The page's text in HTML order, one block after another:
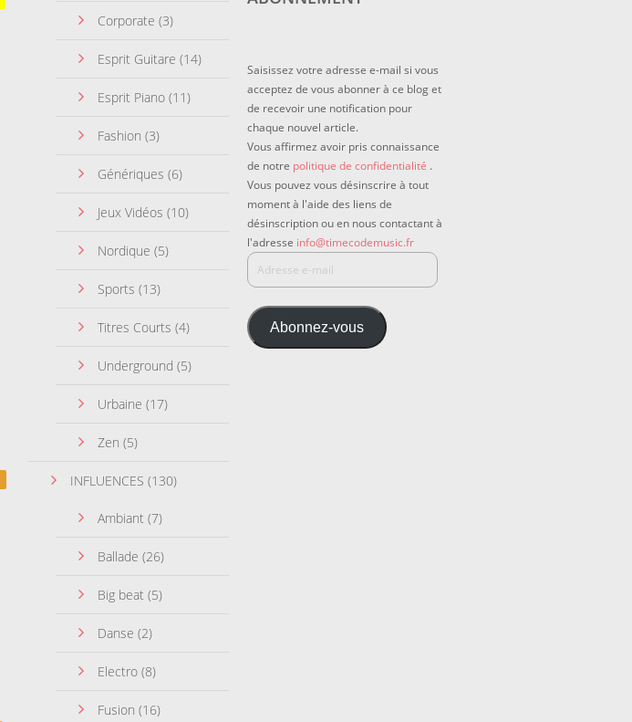
Corporate (3)
Esprit Guitare (14)
Esprit Piano (11)
Fashion (3)
Génériques (6)
Jeux Vidéos (10)
Nordique (5)
Sports (13)
Titres Courts (4)
Underground (5)
Urbaine (17)
Zen (5)
INFLUENCES (130)
Ambiant (7)
Ballade (26)
Big beat (5)
Danse (2)
Electro (8)
Fusion (16)
Saisissez votre adresse e-mail si vous
acceptez de vous abonner à ce blog et
de recevoir une notification pour
chaque nouvel article.
Vous affirmez avoir pris connaissance
de notre politique de confidentialité .
Vous pouvez vous désinscrire à tout
moment à l'aide des liens de
désinscription ou en nous contactant à
l'adresse info@timecodemusic.fr
Abonnez-vous